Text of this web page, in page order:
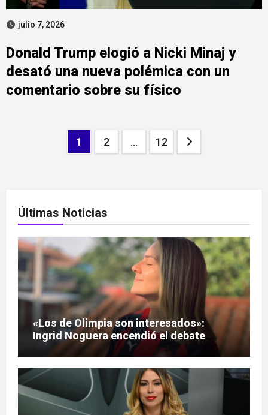
julio 7, 2026
Donald Trump elogió a Nicki Minaj y
desató una nueva polémica con un
comentario sobre su físico
Paginación
1 2 … 12
Últimas Noticias
«Los de Olimpia son interesados»:
Ingrid Noguera encendió el debate
sobre las hinchadas